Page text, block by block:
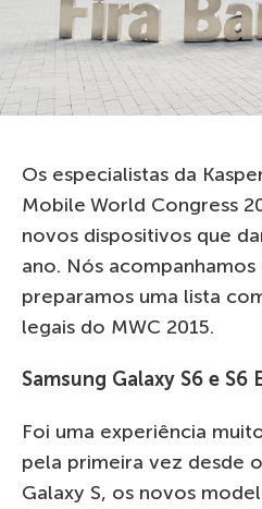
Os especialistas da
Mobile World Congress
novos dispositivos que
ano. Nós
preparamos uma lista
legais do MWC 2015.
Samsung Galaxy S6 e S6
Foi uma experiência
pela primeira vez desde
Galaxy S, os novos